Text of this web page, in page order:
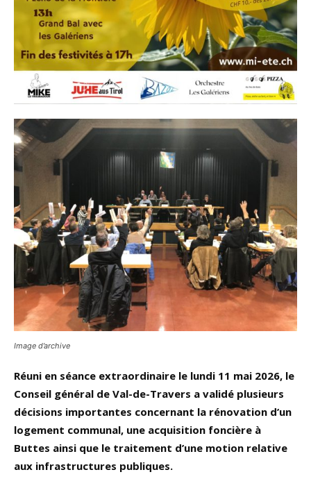
Image d’archive
Réuni en séance extraordinaire le lundi 11 mai 2026, le
Conseil général de Val-de-Travers a validé plusieurs
décisions importantes concernant la rénovation d’un
logement communal, une acquisition foncière à
Buttes ainsi que le traitement d’une motion relative
aux infrastructures publiques.